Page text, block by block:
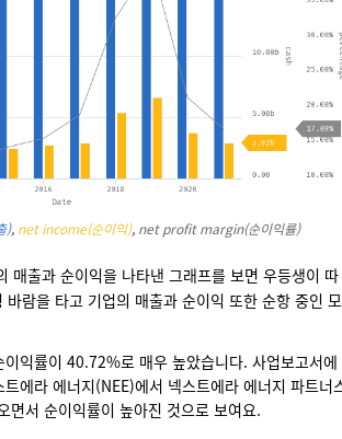
), net income(순이익), net profit margin(순이익률)
매출과 순이익을 나타낸 그래프를 보면 우등생이 따
바람을 타고 기업의 매출과 순이익 또한 순항 중인 모
익률이 40.72%로 매우 높았습니다. 사업보고서에
에라 에너지(NEE)에서 넥스트에라 에너지 파트너
면서 순이익률이 높아진 것으로 보여요.